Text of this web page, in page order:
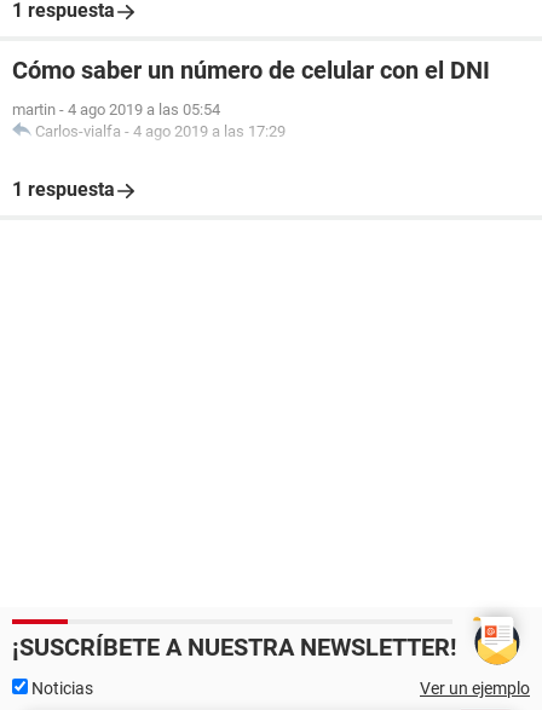
1 respuesta
Cómo saber un número de celular con el DNI
martin - 4 ago 2019 a las 05:54
Carlos-vialfa - 4 ago 2019 a las 17:29
1 respuesta
¡SUSCRÍBETE A NUESTRA NEWSLETTER!
Noticias Ver un ejemplo